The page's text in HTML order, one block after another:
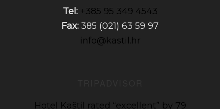
Tel: +385 95 349 4543
Fax: 385 (021) 63 59 97
info@kastil.hr
Hotel Kaštil rated “excellent” by 79